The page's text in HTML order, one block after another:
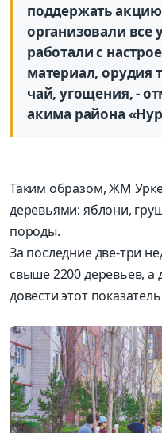
поддержать
организовали все
работали с
материал, орудия
чай, угощения, -
акима района
Таким образом, ЖМ
деревьями: яблони,
породы.
За последние две-три
свыше 2200 деревьев, а
довести этот